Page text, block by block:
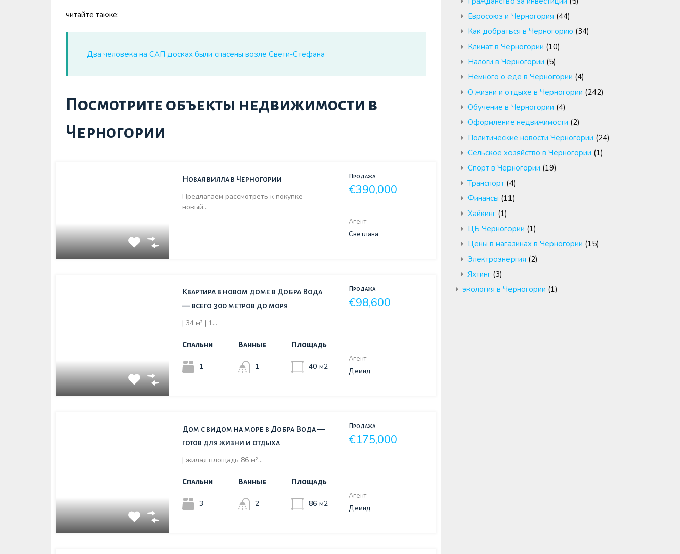
читайте также:
Два человека на САП досках были спасены возле Свети-Стефана
Посмотрите объекты недвижимости в
Черногории
Новая вилла в Черногории
Предлагаем рассмотреть к покупке
новый…
Продажа
€390,000
Агент
Светлана
Квартира в новом доме в Добра Вода
— всего 300 метров до моря
| 34 м² | 1…
Спальни
1
Ванные
1
Площадь
40 м2
Продажа
€98,600
Агент
Демид
Дом с видом на море в Добра Вода —
готов для жизни и отдыха
| жилая площадь 86 м²…
Спальни
3
Ванные
2
Площадь
86 м2
Продажа
€175,000
Агент
Демид
Евросоюз и Черногория (44)
Как добраться в Черногорию (34)
Климат в Черногории (10)
Налоги в Черногории (5)
Немного о еде в Черногории (4)
О жизни и отдыхе в Черногории (242)
Обучение в Черногории (4)
Оформление недвижимости (2)
Политические новости Черногории (24)
Сельское хозяйство в Черногории (1)
Спорт в Черногории (19)
Транспорт(4)
Финансы (11)
Хайкинг(1)
ЦБ Черногории (1)
Цены в магазинах в Черногории (15)
Электроэнергия (2)
Яхтинг(3)
экология в Черногории (1)